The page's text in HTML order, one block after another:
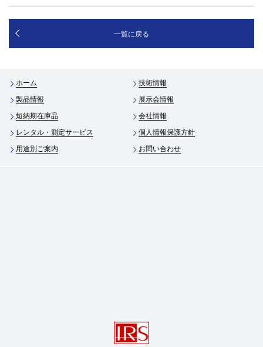
一覧に戻る
ホーム
技術情報
製品情報
展示会情報
短納期在庫品
会社情報
レンタル・測定サービス
個人情報保護方針
用途別ご案内
お問い合わせ